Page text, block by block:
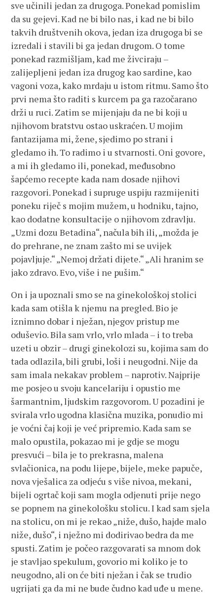
sve učinili jedan za drugoga. Ponekad pomislim
da su gejevi. Kad ne bi bilo nas, i kad ne bi bilo
takvih društvenih okova, jedan iza drugoga bi se
izredali i stavili bi ga jedan drugom. O tome
ponekad razmišljam, kad me živciraju –
zalijepljeni jedan iza drugog kao sardine, kao
vagoni voza, kako mrdaju u istom ritmu. Samo što
prvi nema što raditi s kurcem pa ga razočarano
drži u ruci. Zatim se mijenjaju da ne bi koji u
njihovom bratstvu ostao uskraćen. U mojim
fantazijama mi, žene, sjedimo po strani i
gledamo ih. To radimo i u stvarnosti. Oni govore,
a mi ih gledamo ili, ponekad, međusobno
šapćemo recepte kada nam dosade njihovi
razgovori. Ponekad i supruge uspiju razmijeniti
poneku riječ s mojim mužem, u hodniku, tajno,
kao dodatne konsultacije o njihovom zdravlju.
„Uzmi dozu Betadina“, načula bih ili, „možda je
do prehrane, ne znam zašto mi se uvijek
pojavljuje.“ „Nemoj držati dijete.“ „Ali hranim se
jako zdravo. Evo, više i ne pušim.“
On i ja upoznali smo se na ginekološkoj stolici
kada sam otišla k njemu na pregled. Bio je
iznimno dobar i nježan, njegov pristup me
oduševio. Bila sam vrlo, vrlo mlada – i to treba
uzeti u obzir – drugi ginekolozi su, kojima sam do
tada odlazila, bili grubi, loši i neugodni. Nije da
sam imala nekakav problem – naprotiv. Najprije
me posjeo u svoju kancelariju i opustio me
šarmantnim, ljudskim razgovorom. U pozadini je
svirala vrlo ugodna klasična muzika, ponudio mi
je voćni čaj koji je već pripremio. Kada sam se
malo opustila, pokazao mi je gdje se mogu
presvući – bila je to prekrasna, malena
svlačionica, na podu lijepe, bijele, meke papuče,
nova vješalica za odjeću s više nivoa, mekani,
bijeli ogrtač koji sam mogla odjenuti prije nego
se popnem na ginekološku stolicu. I kad sam sjela
na stolicu, on mi je rekao „niže, dušo, hajde malo
niže, dušo“, i nježno mi dodirivao bedra da me
spusti. Zatim je počeo razgovarati sa mnom dok
je stavljao spekulum, govorio mi koliko je to
neugodno, ali on će biti nježan i čak se trudio
ugrijati ga da mi ne bude čudno kad uđe u mene.